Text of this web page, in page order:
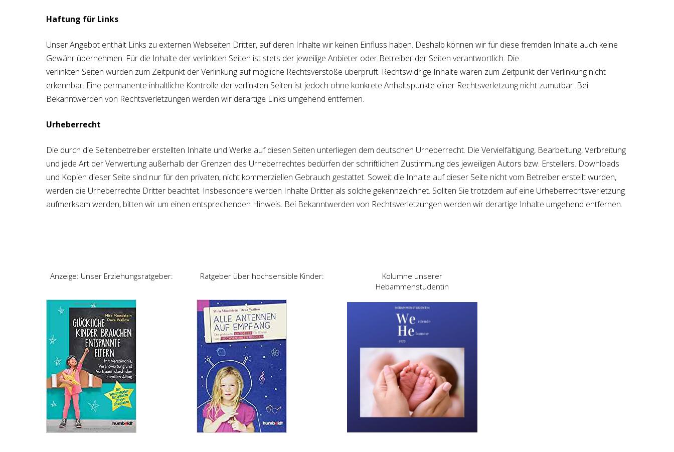
Haftung für Links
Unser Angebot enthält Links zu externen Webseiten Dritter, auf deren Inhalte wir keinen Einfluss haben. Deshalb können wir für diese fremden Inhalte auch keine
Gewähr übernehmen. Für die Inhalte der verlinkten Seiten ist stets der jeweilige Anbieter oder Betreiber der Seiten verantwortlich. Die
verlinkten Seiten wurden zum Zeitpunkt der Verlinkung auf mögliche Rechtsverstöße überprüft. Rechtswidrige Inhalte waren zum Zeitpunkt der Verlinkung nicht
erkennbar. Eine permanente inhaltliche Kontrolle der verlinkten Seiten ist jedoch ohne konkrete Anhaltspunkte einer Rechtsverletzung nicht zumutbar. Bei
Bekanntwerden von Rechtsverletzungen werden wir derartige Links umgehend entfernen.
Urheberrecht
Die durch die Seitenbetreiber erstellten Inhalte und Werke auf diesen Seiten unterliegen dem deutschen Urheberrecht. Die Vervielfältigung, Bearbeitung, Verbreitung
und jede Art der Verwertung außerhalb der Grenzen des Urheberrechtes bedürfen der schriftlichen Zustimmung des jeweiligen Autors bzw. Erstellers. Downloads
und Kopien dieser Seite sind nur für den privaten, nicht kommerziellen Gebrauch gestattet. Soweit die Inhalte auf dieser Seite nicht vom Betreiber erstellt wurden,
werden die Urheberrechte Dritter beachtet. Insbesondere werden Inhalte Dritter als solche gekennzeichnet. Sollten Sie trotzdem auf eine Urheberrechtsverletzung
aufmerksam werden, bitten wir um einen entsprechenden Hinweis. Bei Bekanntwerden von Rechtsverletzungen werden wir derartige Inhalte umgehend entfernen.
Anzeige: Unser Erziehungsratgeber: Ratgeber über hochsensible Kinder:
Kolumne unserer
Hebammenstudentin